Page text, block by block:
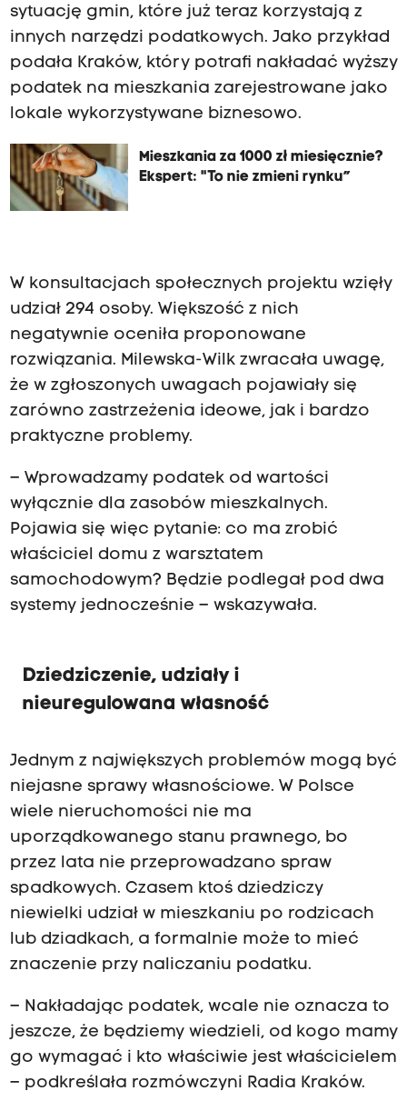
sytuację gmin, które już teraz korzystają z
innych narzędzi podatkowych. Jako przykład
podała Kraków, który potrafi nakładać wyższy
podatek na mieszkania zarejestrowane jako
lokale wykorzystywane biznesowo.
Mieszkania za 1000 zł miesięcznie?
Ekspert: "To nie zmieni rynku”
W konsultacjach społecznych projektu wzięły
udział 294 osoby. Większość z nich
negatywnie oceniła proponowane
rozwiązania. Milewska-Wilk zwracała uwagę,
że w zgłoszonych uwagach pojawiały się
zarówno zastrzeżenia ideowe, jak i bardzo
praktyczne problemy.
– Wprowadzamy podatek od wartości
wyłącznie dla zasobów mieszkalnych.
Pojawia się więc pytanie: co ma zrobić
właściciel domu z warsztatem
samochodowym? Będzie podlegał pod dwa
systemy jednocześnie – wskazywała.
Dziedziczenie, udziały i
nieuregulowana własność
Jednym z największych problemów mogą być
niejasne sprawy własnościowe. W Polsce
wiele nieruchomości nie ma
uporządkowanego stanu prawnego, bo
przez lata nie przeprowadzano spraw
spadkowych. Czasem ktoś dziedziczy
niewielki udział w mieszkaniu po rodzicach
lub dziadkach, a formalnie może to mieć
znaczenie przy naliczaniu podatku.
– Nakładając podatek, wcale nie oznacza to
jeszcze, że będziemy wiedzieli, od kogo mamy
go wymagać i kto właściwie jest właścicielem
– podkreślała rozmówczyni Radia Kraków.